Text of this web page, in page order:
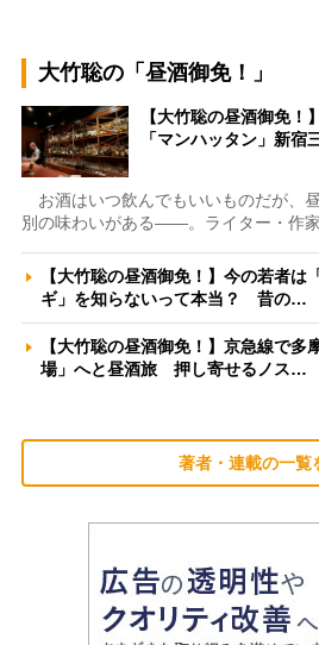
大竹聡の「昼酒御免！」
【大竹聡の昼酒御免！
「マンハッタン」新
お酒はいつ飲んでもいいものだが、
別の味わいがある――。ライター・作
【大竹聡の昼酒御免！】今の若者は
ギ」を知らないって本当？ 昔の…
【大竹聡の昼酒御免！】京急線で多
場」へと昼酒旅 押し寄せるノス…
著者・連載の一覧